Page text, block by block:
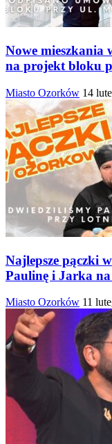
Nowe mieszkania
na projekt bloku
Miasto Ozorków 14
Najlepsze pączki
Paulinę i Jarka
Miasto Ozorków 11